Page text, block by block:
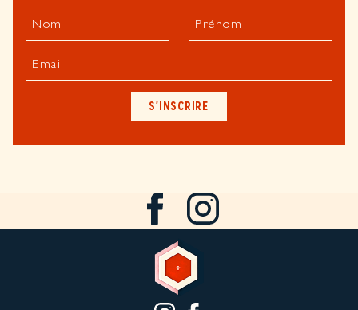
Nom Prénom
Email
S'INSCRIRE